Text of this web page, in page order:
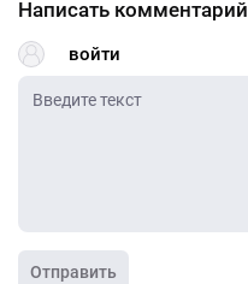
Написать комментарий
войти
Отправить